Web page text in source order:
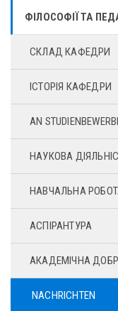
ФІЛОСОФІЇ ТА
СКЛАД КАФЕДРИ
ІСТОРІЯ КАФЕДРИ
AN
НАУКОВА
НАВЧАЛЬНА
АСПІРАНТУРА
АКАДЕМІЧНА
NACHRICHTEN